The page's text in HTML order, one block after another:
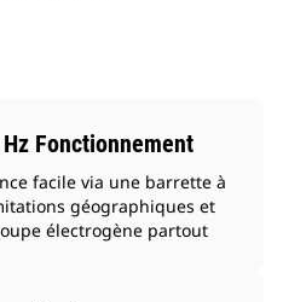
Fonctionnement
facile via une barrette à
géographiques et
électrogène partout